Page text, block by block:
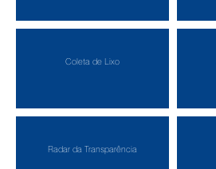
Coleta de Lixo
Radar da Transparência